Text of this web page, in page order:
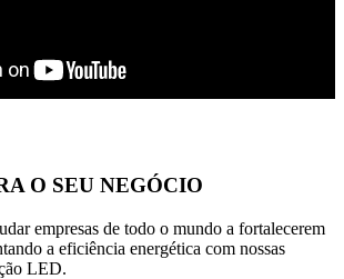
O SEU NEGÓCIO
empresas de todo o mundo a fortalecerem
a eficiência energética com nossas
LED.